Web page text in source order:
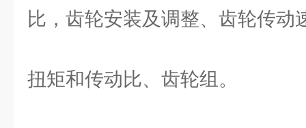
比，齿轮安装及调整、齿轮传动
扭矩和传动比、齿轮组。